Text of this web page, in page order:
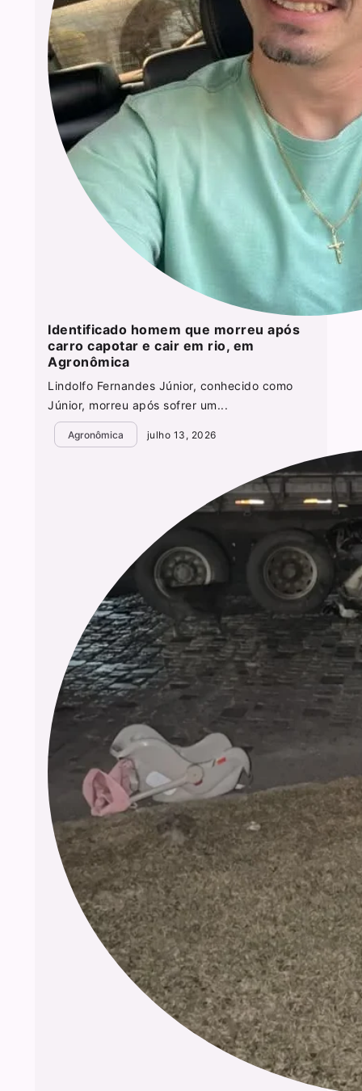
Identificado homem que morreu após
carro capotar e cair em rio, em
Agronômica
Lindolfo Fernandes Júnior, conhecido como
Júnior, morreu após sofrer um...
Agronômica julho 13, 2026